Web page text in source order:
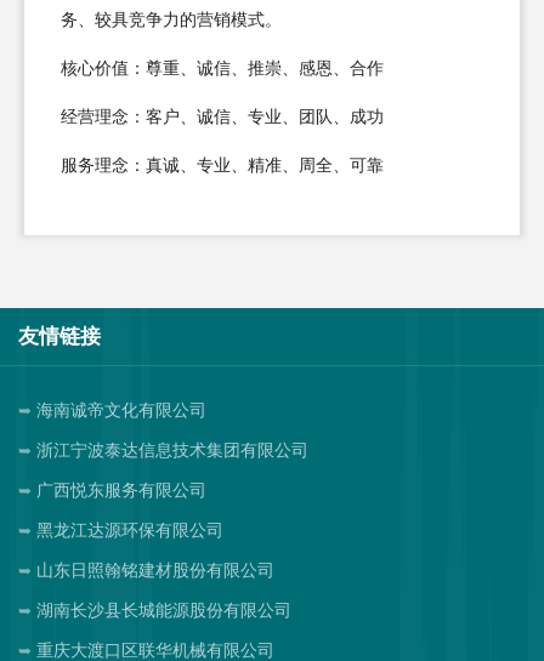
务、较具竞争力的营销模式。
核心价值：尊重、诚信、推崇、感恩、合作
经营理念：客户、诚信、专业、团队、成功
服务理念：真诚、专业、精准、周全、可靠
友情链接
海南诚帝文化有限公司
浙江宁波泰达信息技术集团有限公司
广西悦东服务有限公司
黑龙江达源环保有限公司
山东日照翰铭建材股份有限公司
湖南长沙县长城能源股份有限公司
重庆大渡口区联华机械有限公司